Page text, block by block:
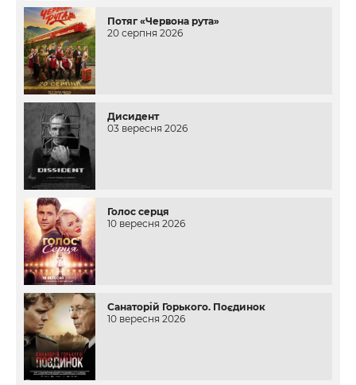
Потяг «Червона рута»
20 серпня 2026
Дисидент
03 вересня 2026
Голос серця
10 вересня 2026
Санаторій Горького. Поєдинок
10 вересня 2026